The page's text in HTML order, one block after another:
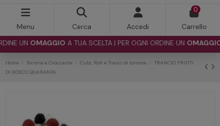
Menu Cerca Accedi
0
Carrello
UNOMAGGIOA TUA SCELTA | PER OGNI ORDINE UNOMAGGIOA
Home Torrone e Croccante Cubi, Roll e Tranci di torrone
TRANCIO FRUTTI
DI BOSCO QUARANTA